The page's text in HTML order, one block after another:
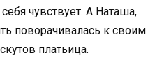
себя чувствует. А Наташа,
поворачивалась к своим
платьица.